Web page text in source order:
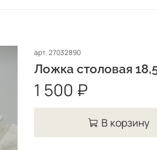
арт.27032890
Ложка столовая
1 500 ₽
В корзину